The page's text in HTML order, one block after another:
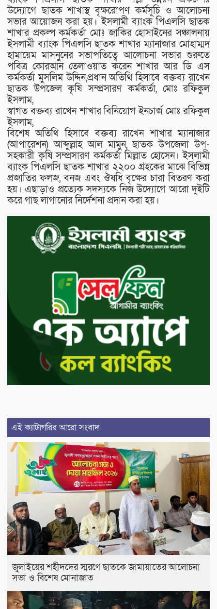
উদ্যোগে ছাতক শাখাস্থ বৃক্ষরোপণ কর্মসূচি ও আলোচনা
সভার আয়োজন করা হয়। ইসলামী ব্যাংক পিএলসি ছাতক
শাখার প্রকল্প কর্মকর্তা মোঃ জাকির হোসাইনের সঞ্চালনায়
ইসলামী ব্যাংক পিএলসি ছাতক শাখার ম্যানাজার মোহাম্মদ
হামায়েম মাসনুনের সভাপতিত্বে আলোচনা সভার শুরুতে
পবিত্র কোরআন তেলাওয়াত করেন শাখার আর ডি এস
কর্মকর্তা মুসলিম উদ্দিন,প্রধান অতিথি হিসাবে বক্তব্য রাখেন
ছাতক উপজেল কৃষি সম্প্রসারণ কর্মকর্তা, মোঃ রফিকুল
ইসলাম,
স্বাগত বক্তব্য রাখেন শাখার বিনিয়োগ ইনচার্জ মোঃ রফিকুল
ইসলাম,
বিশেষ অতিথি হিসাবে বক্তব্য রাখেন শাখার ম্যানাজার
(আপারেশন) আব্দুল্লাহ আল মামুন, ছাতক উপজেলা উপ-
সহকারী কৃষি সম্প্রসারণ কর্মকর্তা মিল্লাত হোসেন। ইসলামী
ব্যাংক পিএলসি ছাতক শাখার ২২০০ গ্রহকের মাঝে বিভিন্ন
প্রজাতির ফলজ, বনজ এবং ঔষধি বৃক্ষের চারা বিতরণ করা
হয়। এছাড়াও প্রত্যেক সদস্যকে নিজ উদ্যোগে আরো দুইটি
করে গাছ লাগানোর নির্দেশনা প্রদান করা হয়।
এই ক্যাটাগরির আরো সংবাদ
জুলাইয়ের শহীদদের স্মরণে ছাতকে জামায়াতের আলোচনা
সভা ও বিশেষ মোনাজাত